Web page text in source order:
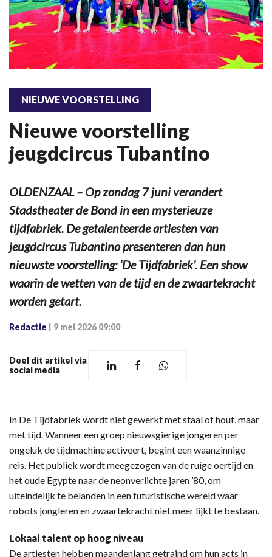
NIEUWE VOORSTELLING
Nieuwe voorstelling
jeugdcircus Tubantino
OLDENZAAL – Op zondag 7 juni verandert
Stadstheater de Bond in een mysterieuze
tijdfabriek. De getalenteerde artiesten van
jeugdcircus Tubantino presenteren dan hun
nieuwste voorstelling: ‘De Tijdfabriek’. Een show
waarin de wetten van de tijd en de zwaartekracht
worden getart.
Redactie 9 mei 2026 09:00
Deel dit artikel via
social media
​In De Tijdfabriek wordt niet gewerkt met staal of hout, maar
met tijd. Wanneer een groep nieuwsgierige jongeren per
ongeluk de tijdmachine activeert, begint een waanzinnige
reis. Het publiek wordt meegezogen van de ruige oertijd en
het oude Egypte naar de neonverlichte jaren ’80, om
uiteindelijk te belanden in een futuristische wereld waar
robots jongleren en zwaartekracht niet meer lijkt te bestaan.
​Lokaal talent op hoog niveau
De artiesten hebben maandenlang getraind om hun acts in